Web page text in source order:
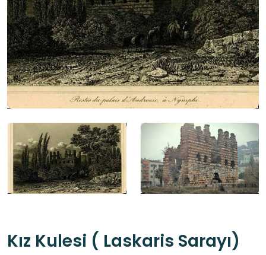
Kız Kulesi ( Laskaris Sarayı)